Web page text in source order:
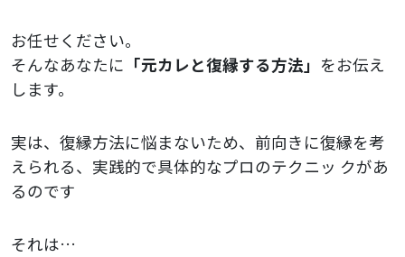
お任せください。
そんなあなたに 「元カレと復縁する方法」 をお伝え
します。
実は、復縁方法に悩まないため、前向きに復縁を考
えられる、実践的で具体的なプロのテクニッ クがあ
るのです
それは…